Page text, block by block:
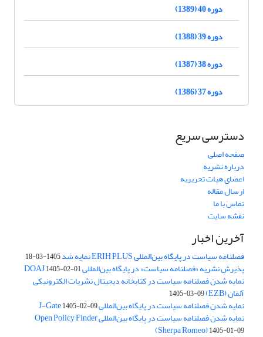
دوره 40 (1389)
دوره 39 (1388)
دوره 38 (1387)
دوره 37 (1386)
دسترسی سریع
صفحه اصلی
درباره نشریه
اعضای هیات تحریریه
ارسال مقاله
تماس با ما
نقشه سایت
آخرین اخبار
فصلنامه سیاست در پایگاه بین‌المللی ERIH PLUS نمایه شد 1405-03-18
پذیرش نشریه «فصلنامه سیاست» در پایگاه بین‌المللی DOAJ1405-02-01
نمایه شدن فصلنامه سیاست در کتابخانه دیجیتال نشریات الکترونیکی
آلمان (EZB) 1405-03-09
نمایه شدن فصلنامه سیاست در پایگاه بین‌المللی J-Gate1405-02-09
نمایه شدن فصلنامه سیاست در پایگاه بین‌المللی Open Policy Finder
(Sherpa Romeo)1405-01-09